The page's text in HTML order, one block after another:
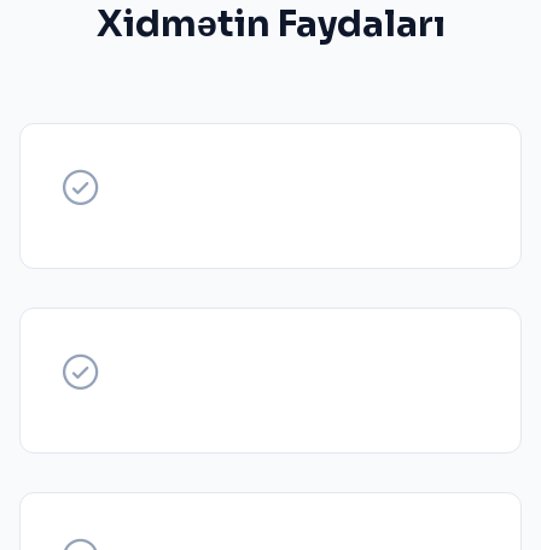
Xidmətin Faydaları